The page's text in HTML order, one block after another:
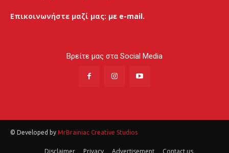
Επικοινωνήστε μαζί μας: με e-mail.
Βρείτε μας στα Social Media
© Developed by MrBrainiac Creative Studios
Disclaimer Privacy Advertisement Contact us